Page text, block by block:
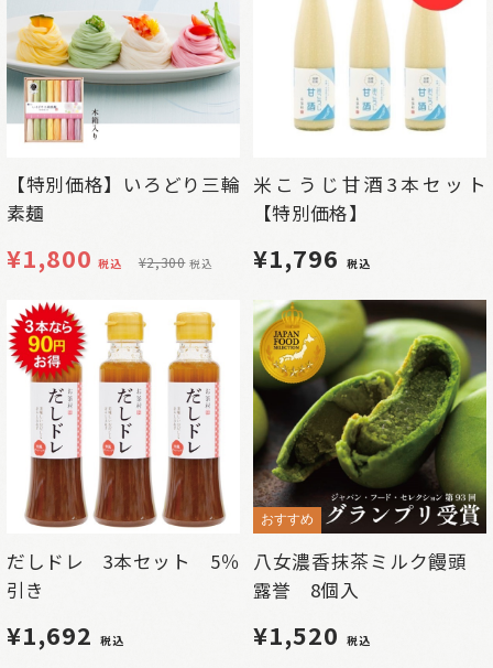
【特別価格】いろどり三輪
素麺
¥1,800 税込 ¥2,300 税込
米こうじ甘酒3本セット
【特別価格】
¥1,796 税込
だしドレ 3本セット 5％
引き
¥1,692 税込
おすすめ
八女濃香抹茶ミルク饅頭
露誉 8個入
¥1,520 税込